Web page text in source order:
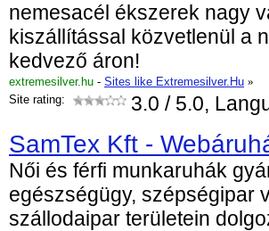
nemesacél ékszerek nagy
kiszállítással közvetlenül a
kedvező áron!
extremesilver.hu - Sites like Extremesilver.Hu »
Site rating:
3.0 / 5.0,
SamTex Kft -
Női és férfi munkaruhák
egészségügy, szépségipar
szállodaipar területein